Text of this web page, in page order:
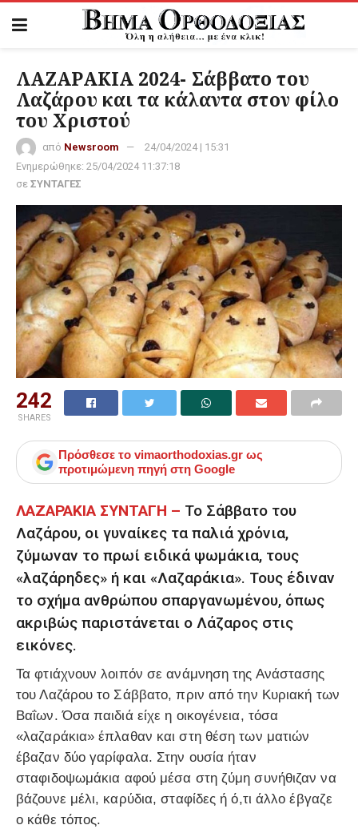
ΛΑΖΑΡΑΚΙΑ 2024- Σάββατο του
Λαζάρου και τα κάλαντα στον φίλο
του Χριστού
από Newsroom
24/04/2024 | 15:31
Ενημερώθηκε: 25/04/2024 11:37:18
σε ΣΥΝΤΑΓΕΣ
242
SHARES
Πρόσθεσε το vimaorthodoxias.gr ως
προτιμώμενη πηγή στη Google
ΛΑΖΑΡΑΚΙΑ ΣΥΝΤΑΓΗ – Το Σάββατο του
Λαζάρου, οι γυναίκες τα παλιά χρόνια,
ζύμωναν το πρωί ειδικά ψωμάκια, τους
«λαζάρηδες» ή και «Λαζαράκια». Τους έδιναν
το σχήμα ανθρώπου σπαργανωμένου, όπως
ακριβώς παριστάνεται ο Λάζαρος στις
εικόνες.
Τα φτιάχνουν λοιπόν σε ανάμνηση της Ανάστασης
του Λαζάρου το Σάββατο, πριν από την Κυριακή των
Βαΐων. Όσα παιδιά είχε η οικογένεια, τόσα
«λαζαράκια» έπλαθαν και στη θέση των ματιών
έβαζαν δύο γαρίφαλα. Στην ουσία ήταν
σταφιδοψωμάκια αφού μέσα στη ζύμη συνήθιζαν να
βάζουνε μέλι, καρύδια, σταφίδες ή ό,τι άλλο έβγαζε
ο κάθε τόπος.